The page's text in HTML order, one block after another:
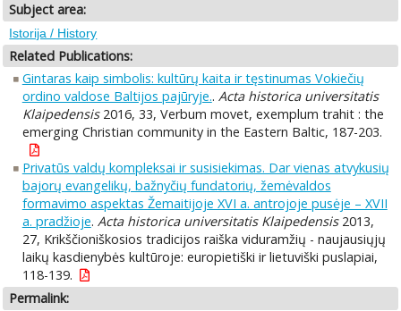
Subject area:
Istorija / History
Related Publications:
Gintaras kaip simbolis: kultūrų kaita ir tęstinumas Vokiečių
ordino valdose Baltijos pajūryje.. Acta historica universitatis
Klaipedensis2016, 33, Verbum movet, exemplum trahit : the
emerging Christian community in the Eastern Baltic, 187-203.
Privatūs valdų kompleksai ir susisiekimas. Dar vienas atvykusių
bajorų evangelikų, bažnyčių fundatorių, žemėvaldos
formavimo aspektas Žemaitijoje XVI a. antrojoje pusėje – XVII
a. pradžioje. Acta historica universitatis Klaipedensis2013,
27, Krikščioniškosios tradicijos raiška viduramžių - naujausiųjų
laikų kasdienybės kultūroje: europietiški ir lietuviški puslapiai,
118-139.
Permalink: